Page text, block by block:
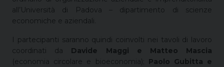
all’Università di Padova – dipartimento di scienze
economiche e aziendali.
I partecipanti saranno quindi coinvolti nei tavoli di lavoro
coordinati da Davide Maggi e Matteo Mascia
(economia circolare e bioeconomia); Paolo Gubitta e